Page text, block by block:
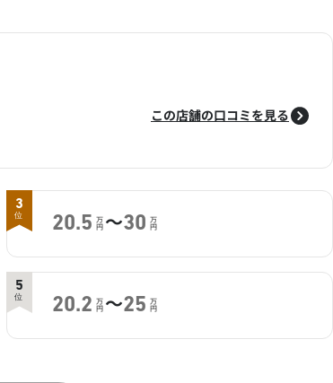
この店舗の口コミを見る
3
位 20.5 万
円 ～30 万
円
5
位 20.2 万
円 ～25 万
円